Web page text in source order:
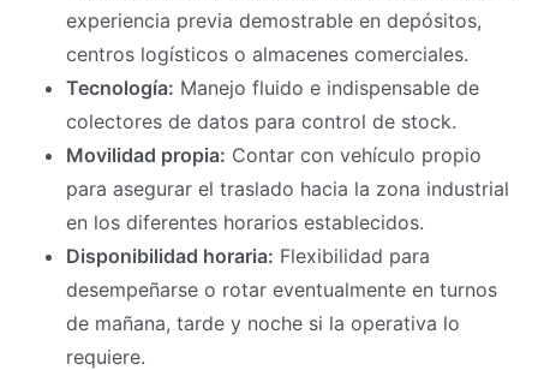
experiencia previa demostrable en depósitos,
centros logísticos o almacenes comerciales.
Tecnología: Manejo fluido e indispensable de
colectores de datos para control de stock.
Movilidad propia: Contar con vehículo propio
para asegurar el traslado hacia la zona industrial
en los diferentes horarios establecidos.
Disponibilidad horaria: Flexibilidad para
desempeñarse o rotar eventualmente en turnos
de mañana, tarde y noche si la operativa lo
requiere.